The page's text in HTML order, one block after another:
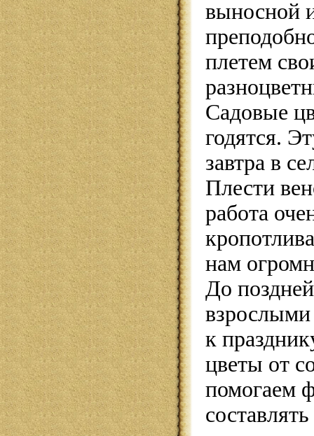
выносной
плетем
Садовые
годятся.
завтра в
Плести
работа
нам
До
взрослыми
к
цветы от
помогаем